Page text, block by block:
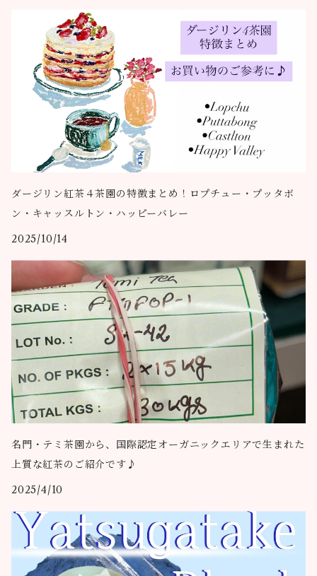
ダージリン紅茶４茶園の特徴まとめ！ロプチュー・プッタボ
ン・キャッスルトン・ハッピーバレー
2025/10/14
名門・テミ茶園から、国際認定オーガニックエリアで生まれた
上質な紅茶のご紹介です♪
2025/4/10